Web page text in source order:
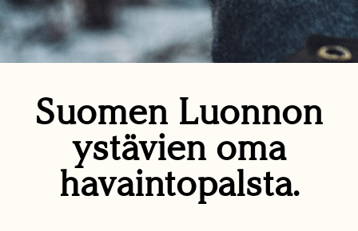
Suomen Luonnon
ystävien oma
havaintopalsta.